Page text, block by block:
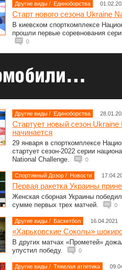
Другие виды / Единоборства
Старт нового сезона Ukraine
В киевском спорткомплексе
прошли первые соревнования
0
Другие виды / Единоборства
Стартует новый сезон
начинается
29 января в спорткомплексе
стартует сезон-2022 серии
National Challenge.
0
Спортивный Дозор / Новости
Первая ракетка Украины
Женская сборная Украины
сумме первых трех матчей.
0
Другие виды / Баскетбол 16.04.2021
«Харьковские Соколы»
В других матчах «Прометей»
упустил победу.
0
Другие виды / Тяжелая атлетика